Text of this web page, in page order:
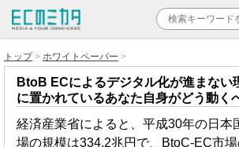
トップ ホワイトペーパー
BtoB ECによるデジタル化が進まない
に置かれているあなた自身がどう動く
経済産業省によると、平成30年の日本
場の規模は334.2兆円で、BtoC-EC市